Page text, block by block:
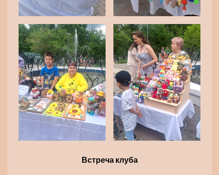
Встреча клуба